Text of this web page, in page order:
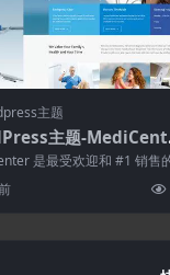
主题
主题-
康医疗WordPress
是最受欢迎和 #1 销售